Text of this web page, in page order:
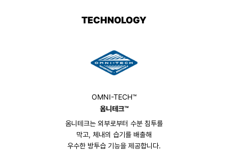
TECHNOLOGY
OMNI-TECH™
옴니테크™
옴니테크는 외부로부터 수분 침투를
막고, 체내의 습기를 배출해
우수한 방투습 기능을 제공합니다.